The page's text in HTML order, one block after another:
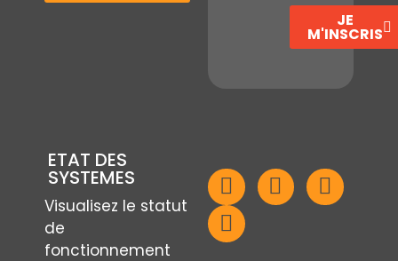
JE
M'INSCRIS
ETAT DES
SYSTEMES
Visualisez le statut
de
fonctionnement